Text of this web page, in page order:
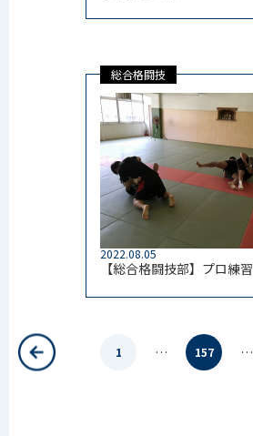
総合格闘技
2022.08.05
【総合格闘技部】プロ練習
1 … 157 …